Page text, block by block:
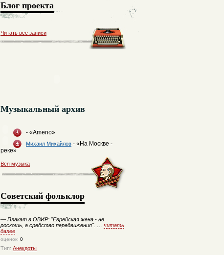
Блог проекта
Читать все записи
Музыкальный архив
- «Ameno»
Михаил Михайлов - «На Москве -
реке»
Вся музыка
Советский фольклор
— Плакат в ОВИР: "Еврейская жена - не
роскошь, а средство передвижения". … читать
далее
оценок: 0
Тип: Анекдоты